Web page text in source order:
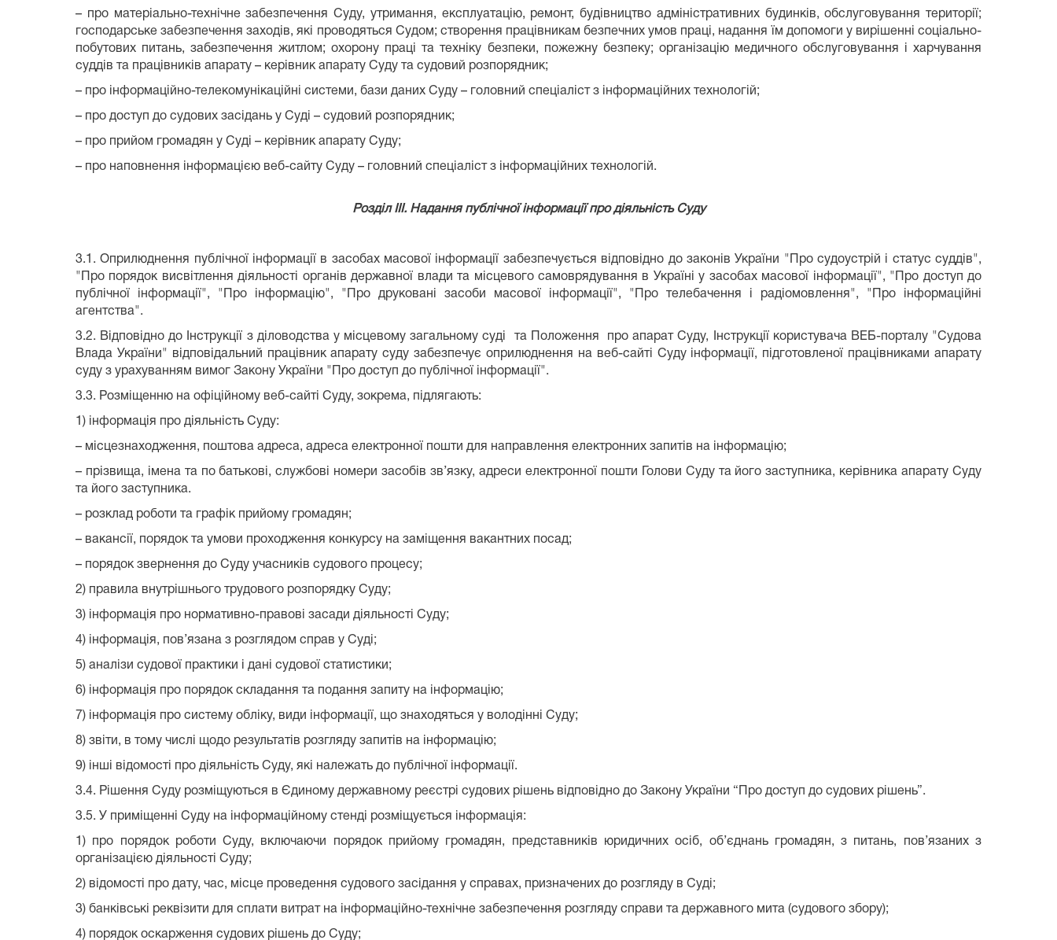
– про матеріально-технічне забезпечення Суду, утримання, експлуатацію, ремонт, будівництво адміністративних будинків, обслуговування території;
господарське забезпечення заходів, які проводяться Судом; створення працівникам безпечних умов праці, надання їм допомоги у вирішенні соціально-
побутових питань, забезпечення житлом; охорону праці та техніку безпеки, пожежну безпеку; організацію медичного обслуговування і харчування
суддів та працівників апарату – керівник апарату Суду та судовий розпорядник;
– про інформаційно-телекомунікаційні системи, бази даних Суду – головний спеціаліст з інформаційних технологій;
– про доступ до судових засідань у Суді – судовий розпорядник;
– про прийом громадян у Суді – керівник апарату Суду;
– про наповнення інформацією веб-сайту Суду – головний спеціаліст з інформаційних технологій.
Розділ ІІІ. Надання публічної інформації про діяльність Суду
3.1. Оприлюднення публічної інформації в засобах масової інформації забезпечується відповідно до законів України "Про судоустрій і статус суддів",
"Про порядок висвітлення діяльності органів державної влади та місцевого самоврядування в Україні у засобах масової інформації", "Про доступ до
публічної інформації", "Про інформацію", "Про друковані засоби масової інформації", "Про телебачення і радіомовлення", "Про інформаційні
агентства".
3.2. Відповідно до Інструкції з діловодства у місцевому загальному суді та Положення про апарат Суду, Інструкції користувача ВЕБ-порталу "Судова
Влада України" відповідальний працівник апарату суду забезпечує оприлюднення на веб-сайті Суду інформації, підготовленої працівниками апарату
суду з урахуванням вимог Закону України "Про доступ до публічної інформації".
3.3. Розміщенню на офіційному веб-сайті Суду, зокрема, підлягають:
1) інформація про діяльність Суду:
– місцезнаходження, поштова адреса, адреса електронної пошти для направлення електронних запитів на інформацію;
– прізвища, імена та по батькові, службові номери засобів зв’язку, адреси електронної пошти Голови Суду та його заступника, керівника апарату Суду
та його заступника.
– розклад роботи та графік прийому громадян;
– вакансії, порядок та умови проходження конкурсу на заміщення вакантних посад;
– порядок звернення до Суду учасників судового процесу;
2) правила внутрішнього трудового розпорядку Суду;
3) інформація про нормативно-правові засади діяльності Суду;
4) інформація, пов’язана з розглядом справ у Суді;
5) аналізи судової практики і дані судової статистики;
6) інформація про порядок складання та подання запиту на інформацію;
7) інформація про систему обліку, види інформації, що знаходяться у володінні Суду;
8) звіти, в тому числі щодо результатів розгляду запитів на інформацію;
9) інші відомості про діяльність Суду, які належать до публічної інформації.
3.4. Рішення Суду розміщуються в Єдиному державному реєстрі судових рішень відповідно до Закону України “Про доступ до судових рішень”.
3.5. У приміщенні Суду на інформаційному стенді розміщується інформація:
1) про порядок роботи Суду, включаючи порядок прийому громадян, представників юридичних осіб, об’єднань громадян, з питань, пов’язаних з
організацією діяльності Суду;
2) відомості про дату, час, місце проведення судового засідання у справах, призначених до розгляду в Суді;
3) банківські реквізити для сплати витрат на інформаційно-технічне забезпечення розгляду справи та державного мита (судового збору);
4) порядок оскарження судових рішень до Суду;